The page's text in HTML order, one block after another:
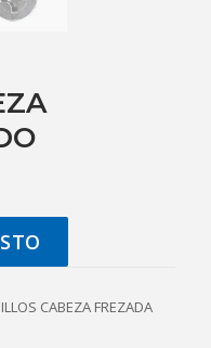
CABEZA FREZADA